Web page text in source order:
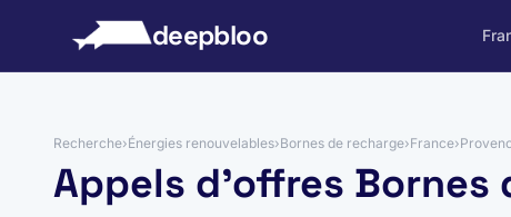
deepbloo
Recherche›Énergies renouvelables›Bornes de recharge›France›
Appels d'offres Bornes